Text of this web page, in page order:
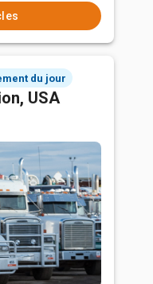
du jour
USA